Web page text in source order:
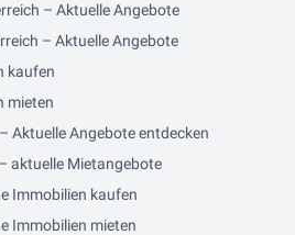
– Aktuelle Angebote
– Aktuelle Angebote
kaufen
mieten
Aktuelle Angebote entdecken
aktuelle Mietangebote
Immobilien kaufen
Immobilien mieten